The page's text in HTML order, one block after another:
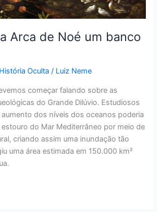
Arca de Noé um banco
História Oculta / Luiz Neme
começar falando sobre as
do Grande Dilúvio. Estudiosos
dos níveis dos oceanos poderia
do Mar Mediterrâneo por meio de
criando assim uma inundação tão
uma área estimada em 150.000 km²